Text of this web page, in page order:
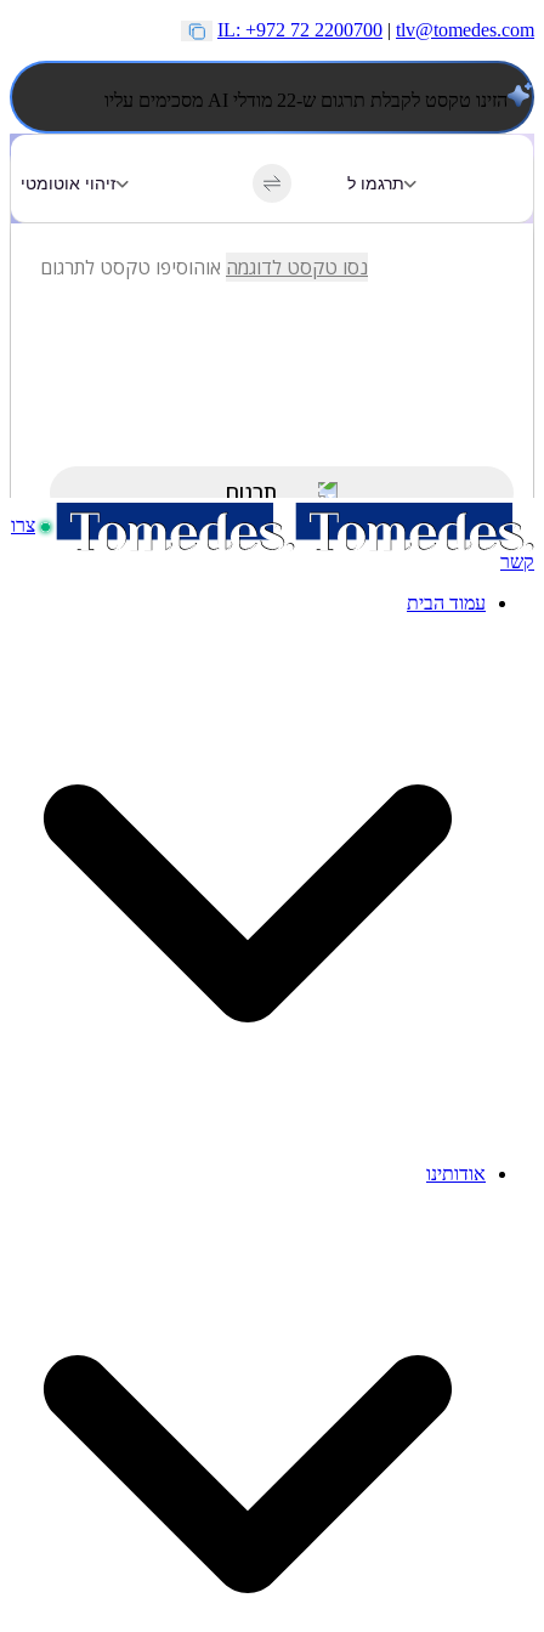
IL: +972 72 2200700 | tlv@tomedes.com
הזינו טקסט לקבלת תרגום ש-22 מודלי AI מסכימים עליו
צרו
קשר
עמוד הבית
אודותינו